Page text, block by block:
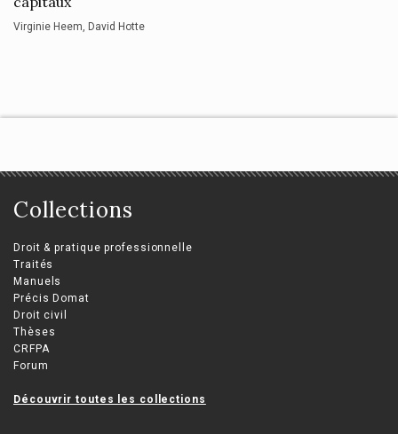
Virginie Heem David Hotte
Collections
Droit & pratique professionnelle
Traités
Manuels
Précis Domat
Droit civil
Thèses
CRFPA
Forum
Découvrir toutes les collections